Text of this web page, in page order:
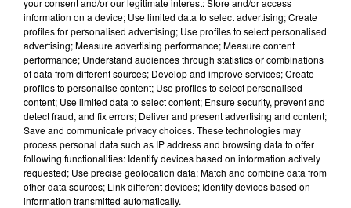
À LA UNE
20h00
Gagnez vos pass pour le V and B Fest' 2026 !
your consent and/or our legitimate interest: Store and/or access
information on a device; Use limited data to select advertising; Create
profiles for personalised advertising; Use profiles to select personalised
advertising; Measure advertising performance; Measure content
performance; Understand audiences through statistics or combinations
of data from different sources; Develop and improve services; Create
profiles to personalise content; Use profiles to select personalised
content; Use limited data to select content; Ensure security, prevent and
detect fraud, and fix errors; Deliver and present advertising and content;
Save and communicate privacy choices. These technologies may
process personal data such as IP address and browsing data to offer
following functionalities: Identify devices based on information actively
requested; Use precise geolocation data; Match and combine data from
other data sources; Link different devices; Identify devices based on
information transmitted automatically.